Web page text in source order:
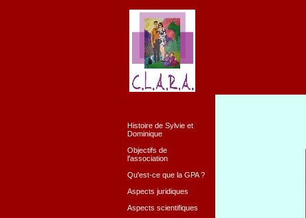
Histoire de Sylvie et
Dominique
Objectifs de
l'association
Qu'est-ce que la GPA ?
Aspects juridiques
Aspects scientifiques